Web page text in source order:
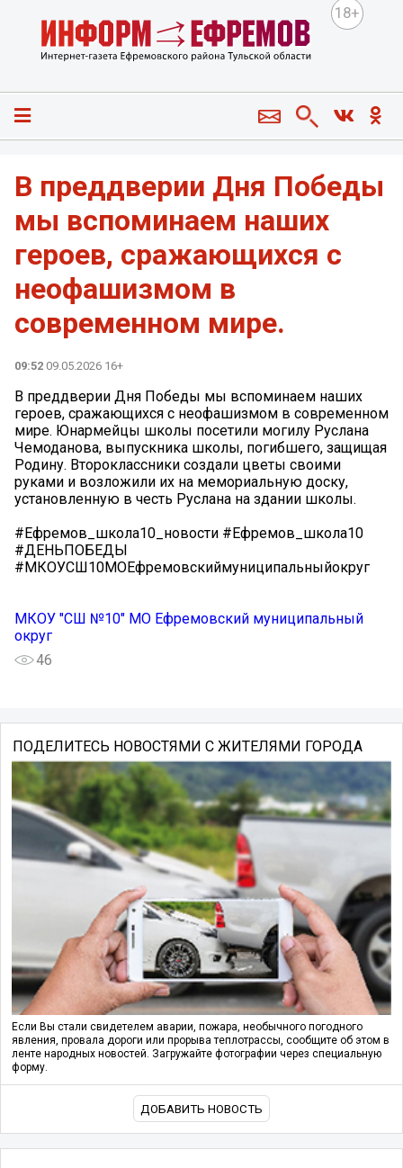
18+
В преддверии Дня Победы
мы вспоминаем наших
героев, сражающихся с
неофашизмом в
современном мире.
09:52 09.05.2026 16+
В преддверии Дня Победы мы вспоминаем наших
героев, сражающихся с неофашизмом в современном
мире. Юнармейцы школы посетили могилу Руслана
Чемоданова, выпускника школы, погибшего, защищая
Родину. Второклассники создали цветы своими
руками и возложили их на мемориальную доску,
установленную в честь Руслана на здании школы.
#Ефремов_школа10_новости #Ефремов_школа10
#ДЕНЬПОБЕДЫ
#МКОУСШ10МОЕфремовскиймуниципальныйокруг
МКОУ "СШ №10" МО Ефремовский муниципальный
округ
46
ПОДЕЛИТЕСЬ НОВОСТЯМИ С ЖИТЕЛЯМИ ГОРОДА
Если Вы стали свидетелем аварии, пожара, необычного погодного
явления, провала дороги или прорыва теплотрассы, сообщите об этом в
ленте народных новостей. Загружайте фотографии через специальную
форму.
ДОБАВИТЬ НОВОСТЬ